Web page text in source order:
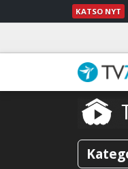
KATSO NYT